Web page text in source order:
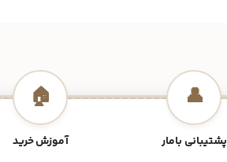
👤
پشتیبانی بامار
🏠
آموزش خرید